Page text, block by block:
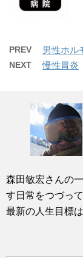
PREV 男性ホル
NEXT 慢性胃炎
森田敏宏さんの
す日常をつづって
最新の人生目標